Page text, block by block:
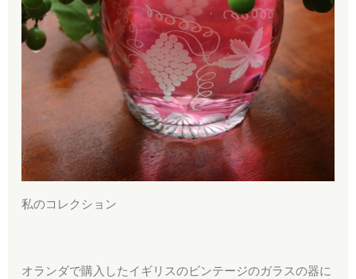
私のコレクション
オランダで購入したイギリスのビンテージのガラスの器に